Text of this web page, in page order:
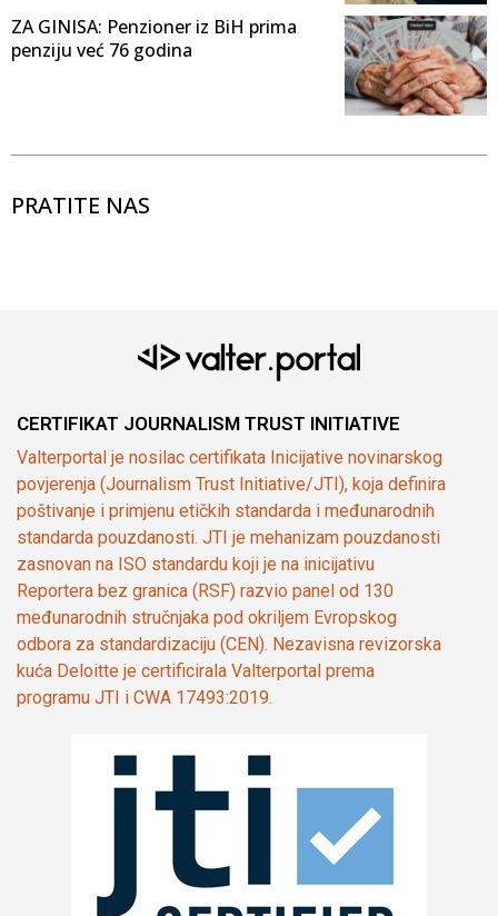
ZA GINISA: Penzioner iz BiH prima
penziju već 76 godina
PRATITE NAS
CERTIFIKAT JOURNALISM TRUST INITIATIVE
Valterportal je nosilac certifikata Inicijative novinarskog
povjerenja (Journalism Trust Initiative/JTI), koja definira
poštivanje i primjenu etičkih standarda i međunarodnih
standarda pouzdanosti. JTI je mehanizam pouzdanosti
zasnovan na ISO standardu koji je na inicijativu
Reportera bez granica (RSF) razvio panel od 130
međunarodnih stručnjaka pod okriljem Evropskog
odbora za standardizaciju (CEN). Nezavisna revizorska
kuća Deloitte je certificirala Valterportal prema
programu JTI i CWA 17493:2019.